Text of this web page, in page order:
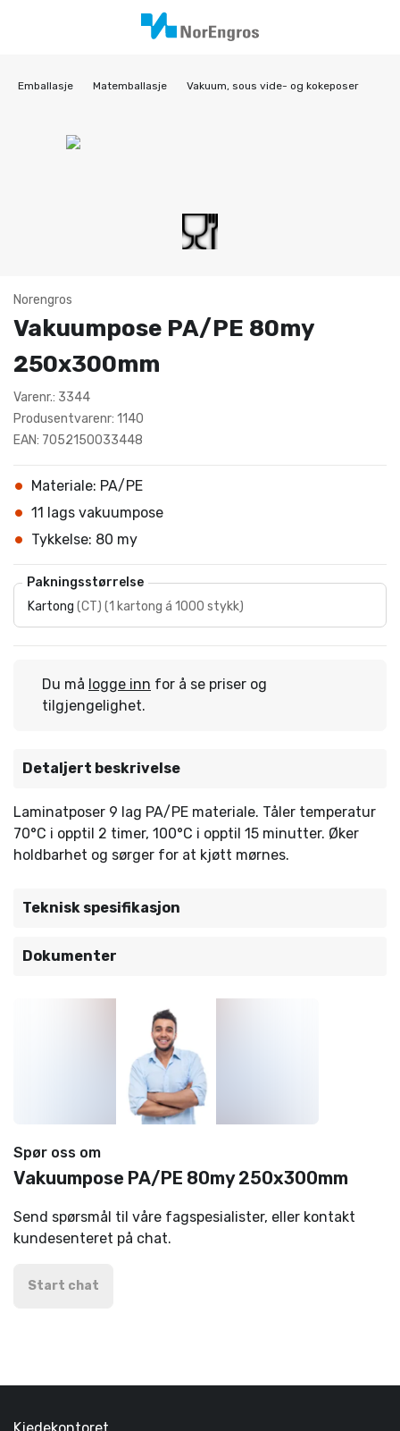
Emballasje Matemballasje Vakuum, sous vide- og kokeposer
Norengros
Vakuumpose PA/PE 80my
250x300mm
Varenr.: 3344
Produsentvarenr: 1140
EAN: 7052150033448
Materiale: PA/PE
11 lags vakuumpose
Tykkelse: 80 my
Pakningsstørrelse
Kartong (CT) (1 kartong á 1000 stykk)
Du må logge inn for å se priser og
tilgjengelighet.
Detaljert beskrivelse
Laminatposer 9 lag PA/PE materiale. Tåler temperatur
70°C i opptil 2 timer, 100°C i opptil 15 minutter. Øker
holdbarhet og sørger for at kjøtt mørnes.
Teknisk spesifikasjon
Dokumenter
Spør oss om
Vakuumpose PA/PE 80my 250x300mm
Send spørsmål til våre fagspesialister, eller kontakt
kundesenteret på chat.
Start chat